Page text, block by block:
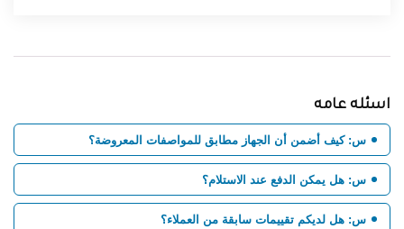
اسئله عامه
س: كيف أضمن أن الجهاز مطابق للمواصفات المعروضة؟
س: هل يمكن الدفع عند الاستلام؟
س: هل لديكم تقييمات سابقة من العملاء؟